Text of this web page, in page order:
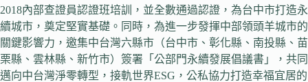
2018內部查證員認證班培訓，並全數通過認證，為台中市打造永
續城市，奠定堅實基礎。同時，為進一步發揮中部領頭羊城市的
關鍵影響力，邀集中台灣六縣市（台中市、彰化縣、南投縣、苗
栗縣、雲林縣、新竹市）簽署「公部門永續發展倡議書」，共同
邁向中台灣淨零轉型，接軌世界ESG，公私協力打造幸福宜居的